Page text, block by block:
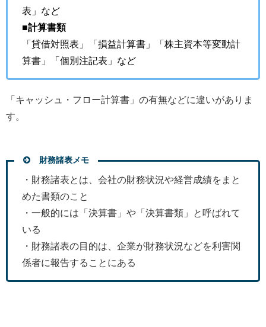
表」など
■計算書類
「貸借対照表」「損益計算書」「株主資本等変動計
算書」「個別注記表」など
「キャッシュ・フロー計算書」の有無などに違いがありま
す。
財務諸表メモ
・財務諸表とは、会社の財務状況や経営成績をまと
めた書類のこと
・一般的には「決算書」や「決算書類」と呼ばれて
いる
・財務諸表の目的は、企業が財務状況などを利害関
係者に報告することにある